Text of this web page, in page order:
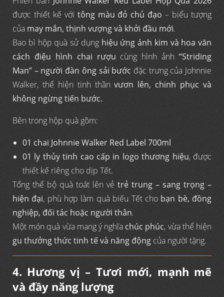
được thiết kế với tông màu đỏ chủ đạo – biểu tượng
của may mắn, thịnh vượng và khởi đầu mới.
Bao bì hộp quà sử dụng hiệu ứng ánh kim và hoa văn
cách điệu hình chai rượu cùng hình ảnh “Striding
Man” – người đàn ông sải bước đặc trưng của Johnnie
Walker, thể hiện tinh thầnvươn lên, chinh phục và
không ngừng tiến bước.
Bên trong hộp quà gồm:
01 chai Johnnie Walker Red Label 700ml
01 ly thủy tinh cao cấp in logo thương hiệu, được
thiết kế riêng cho dịp Tết.
Tổng thể bộ quà toát lên vẻ trẻ trung – sang trọng –
hiện đại, phù hợp làm quà biếu Tết cho bạn bè, đồng
nghiệp, đối tác hoặc người thân.
Một món quà vừa mang ý nghĩa chúc phúc, vừa thể hiện
gu thưởng thức tinh tế và năng động của người tặng.
4. Hương vị – Tươi mới, mạnh mẽ
và đầy năng lượng